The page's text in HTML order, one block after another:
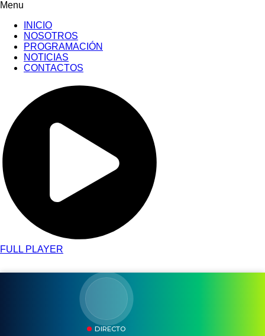
Menu
INICIO
NOSOTROS
PROGRAMACIÓN
NOTICIAS
CONTACTOS
FULL PLAYER
DIRECTO